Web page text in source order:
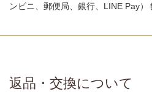
ンビニ、郵便局、銀行、LINE Pay）
返品・交換について